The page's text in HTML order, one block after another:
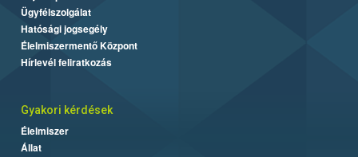
Ügyfélszolgálat
Hatósági jogsegély
Élelmiszermentő Központ
Hírlevél feliratkozás
Gyakori kérdések
Élelmiszer
Állat